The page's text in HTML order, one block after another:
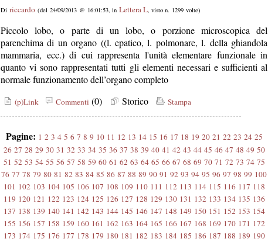
Di riccardo (del 24/09/2013 @ 16:01:53, in Lettera L, visto n. 1299 volte)
Piccolo lobo, o parte di un lobo, o porzione microscopica del
parenchima di un organo ((l. epatico, l. polmonare, l. della ghiandola
mammaria, ecc.) di cui rappresenta l'unità elementare funzionale in
quanto vi sono rappresentati tutti gli elementi necessari e sufficienti al
normale funzionamento dell’organo completo
(p)Link Commenti (0) Storico Stampa
Pagine: 1 2 3 4 5 6 7 8 9 10 11 12 13 14 15 16 17 18 19 20 21 22 23 24 25
26 27 28 29 30 31 32 33 34 35 36 37 38 39 40 41 42 43 44 45 46 47 48 49 50
51 52 53 54 55 56 57 58 59 60 61 62 63 64 65 66 67 68 69 70 71 72 73 74 75
76 77 78 79 80 81 82 83 84 85 86 87 88 89 90 91 92 93 94 95 96 97 98 99 100
101 102 103 104 105 106 107 108 109 110 111 112 113 114 115 116 117 118
119 120 121 122 123 124 125 126 127 128 129 130 131 132 133 134 135 136
137 138 139 140 141 142 143 144 145 146 147 148 149 150 151 152 153 154
155 156 157 158 159 160 161 162 163 164 165 166 167 168 169 170 171 172
173 174 175 176 177 178 179 180 181 182 183 184 185 186 187 188 189 190